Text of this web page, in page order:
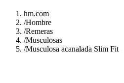
hm.com
/Hombre
/Remeras
/Musculosas
/Musculosa acanalada Slim Fit